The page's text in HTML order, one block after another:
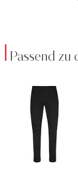
Passend zu